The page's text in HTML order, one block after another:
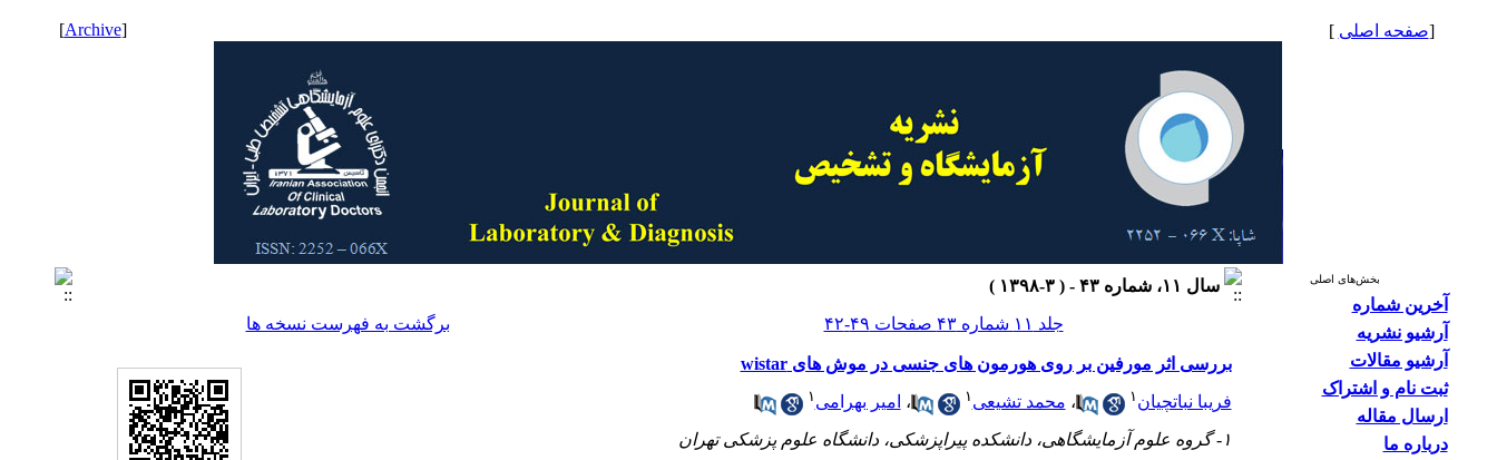
[صفحه اصلی ]
[
Archive
]
بخش‌های اصلی
آخرین شماره
آرشیو نشریه
آرشیو مقالات
ثبت نام و اشتراک
ارسال مقاله
درباره ما
سال ۱۱، شماره ۴۳ - ( ۳-۱۳۹۸ )
جلد ۱۱ شماره ۴۳ صفحات ۴۹-۴۲
برگشت به فهرست نسخه ها
بررسی اثر مورفین بر روی هورمون‌ های جنسی در موش های wistar
فریبا نباتچیان ۱ ، محمد تشیعی ۱ ، امیر بهرامی ۱
۱- گروه علوم آزمایشگاهی، دانشکده پیراپزشکی، دانشگاه علوم پزشکی تهران